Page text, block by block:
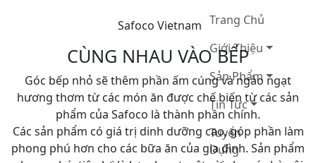
Trang Chủ
Giới Thiệu
Sản Phẩm
Tin Tức
Tuyển
Dụng
Safoco Vietnam
CÙNG NHAU VÀO BẾP
Góc bếp nhỏ sẽ thêm phần ấm cúng và ngào ngạt
hương thơm từ các món ăn được chế biến từ các sản
phẩm của Safoco là thành phần chính.
Các sản phẩm có giá trị dinh dưỡng cao, góp phần làm
phong phú hơn cho các bữa ăn của gia đình. Sản phẩm